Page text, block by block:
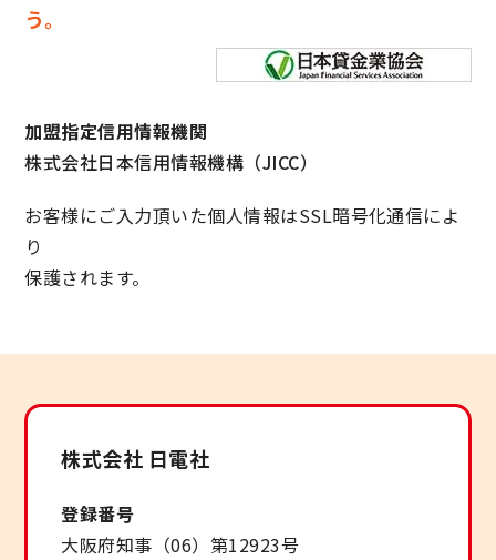
う。
加盟指定信用情報機関
株式会社日本信用情報機構（JICC）
お客様にご入力頂いた個人情報はSSL暗号化通信によ
り
保護されます。
株式会社 日電社
登録番号
大阪府知事（06）第12923号